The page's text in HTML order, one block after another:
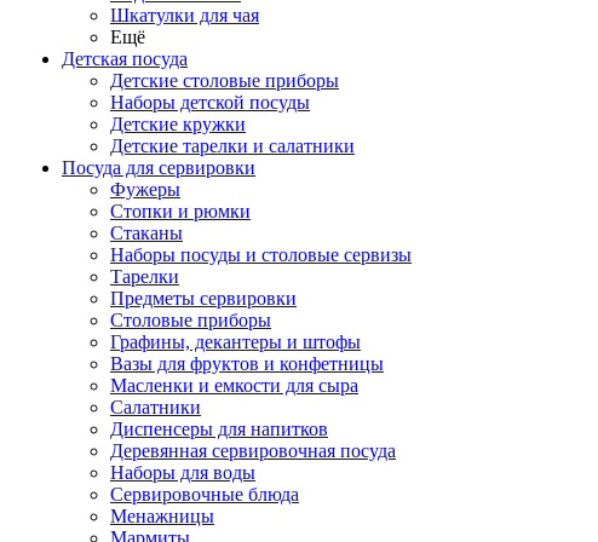
Шкатулки для чая
Ещё
Детская посуда
Детские столовые приборы
Наборы детской посуды
Детские кружки
Детские тарелки и салатники
Посуда для сервировки
Фужеры
Стопки и рюмки
Стаканы
Наборы посуды и столовые сервизы
Тарелки
Предметы сервировки
Столовые приборы
Графины, декантеры и штофы
Вазы для фруктов и конфетницы
Масленки и емкости для сыра
Салатники
Диспенсеры для напитков
Деревянная сервировочная посуда
Наборы для воды
Сервировочные блюда
Менажницы
Мармиты